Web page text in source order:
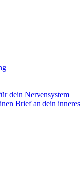
dein Nervensystem
Brief an dein